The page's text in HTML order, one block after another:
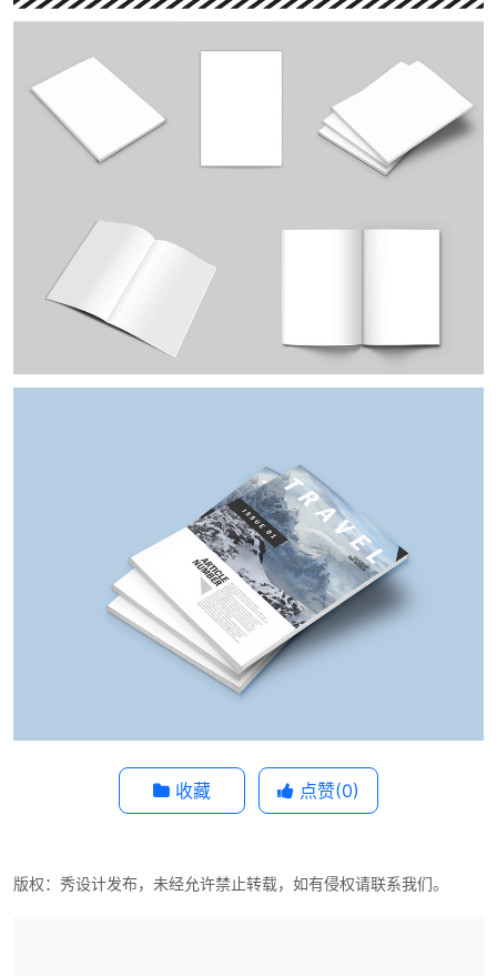
收藏 点赞(0)
版权：秀设计发布，未经允许禁止转载，如有侵权请联系我们。